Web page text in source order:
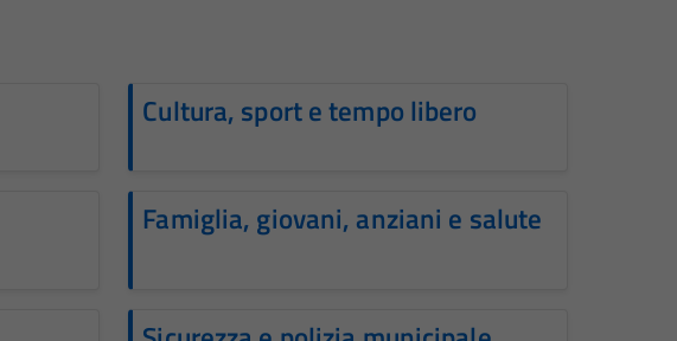
Cultura, sport e tempo libero
Famiglia, giovani, anziani e salute